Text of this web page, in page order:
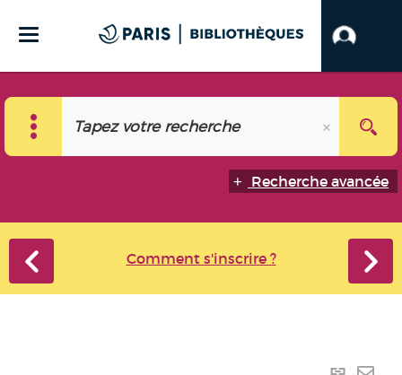
Recherche avancée
Comment s'inscrire ?
Lien